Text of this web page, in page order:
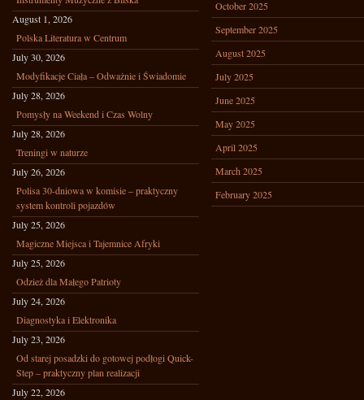
August 1, 2026
Polska Literatura w Centrum
July 30, 2026
Modyfikacje Ciała – Odważnie i Świadomie
July 28, 2026
Pomysły na Weekend i Czas Wolny
July 28, 2026
Treningi w naturze
July 26, 2026
Polisa 30-dniowa w komisie – praktyczny
system kontroli pojazdów
July 25, 2026
Magiczne Miejsca i Tajemnice Afryki
July 25, 2026
Odzież dla Małego Patrioty
July 24, 2026
Diagnostyka i Elektronika
July 23, 2026
Od starej posadzki do gotowej podłogi Quick-
Step – praktyczny plan realizacji
July 22, 2026
October 2025
September 2025
August 2025
July 2025
June 2025
May 2025
April 2025
March 2025
February 2025